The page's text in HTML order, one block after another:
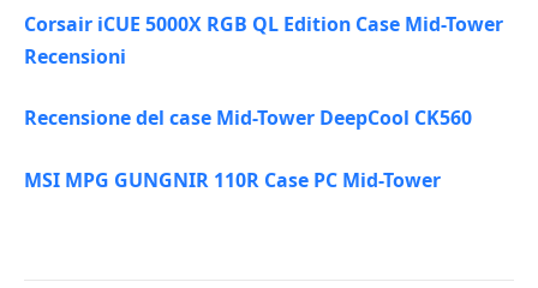
Corsair iCUE 5000X RGB QL Edition Case Mid-Tower
Recensioni
Recensione del case Mid-Tower DeepCool CK560
MSI MPG GUNGNIR 110R Case PC Mid-Tower